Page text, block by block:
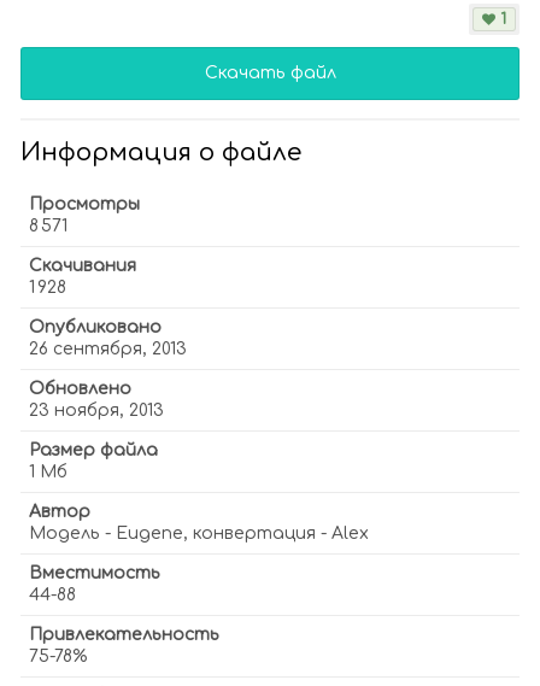
1
Скачать файл
Информация о файле
Просмотры
8 571
Скачивания
1 928
Опубликовано
26 сентября, 2013
Обновлено
23 ноября, 2013
Размер файла
1 Мб
Автор
Модель - Eugene, конвертация - Alex
Вместимость
44-88
Привлекательность
75-78%